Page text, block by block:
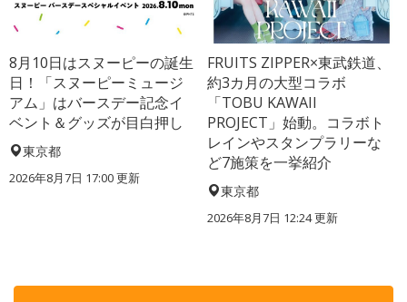
8月10日はスヌーピーの誕生
日！「スヌーピーミュージ
アム」はバースデー記念イ
ベント＆グッズが目白押し
東京都
2026年8月7日 17:00更新
FRUITS ZIPPER×東武鉄道、
約3カ月の大型コラボ
「TOBU KAWAII
PROJECT」始動。コラボト
レインやスタンプラリーな
ど7施策を一挙紹介
東京都
2026年8月7日 12:24更新